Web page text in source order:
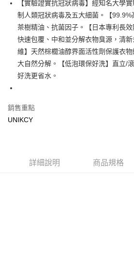
街口支付
悠遊付
Google Pay
運送方式
【實驗證實抗冠狀病毒】經知名大學
制人類冠狀病毒及五大細菌。【
茶樹精油、抗菌因子。【日本專利長
快速包覆、中和並分解衣物臭源，清
維】天然棕櫚油醇界面活性劑保護衣
大自然分解。【低泡環保好洗】直立/
好洗更省水。
銷售重點
UNIKCY
詳細說明 商品規格